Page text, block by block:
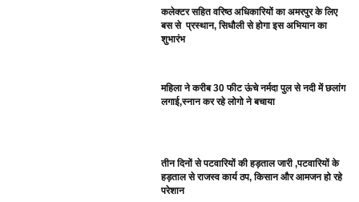
कलेक्टर सहित वरिष्ठ अधिकारियों का अमरपुर के लिए
बस से प्रस्थान, सिधौली से होगा इस अभियान का
शुभारंभ
महिला ने करीब 30 फीट ऊंचे नर्मदा पुल से नदी में छलांग
लगाई,स्नान कर रहे लोगो ने बचाया
तीन दिनों से पटवारियों की हड़ताल जारी ,पटवारियों के
हड़ताल से राजस्व कार्य ठप, किसान और आमजन हो रहे
परेशान